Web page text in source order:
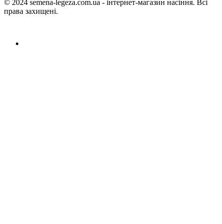
© 2024 semena-legeza.com.ua - інтернет-магазин насіння. Всі
права захищені.